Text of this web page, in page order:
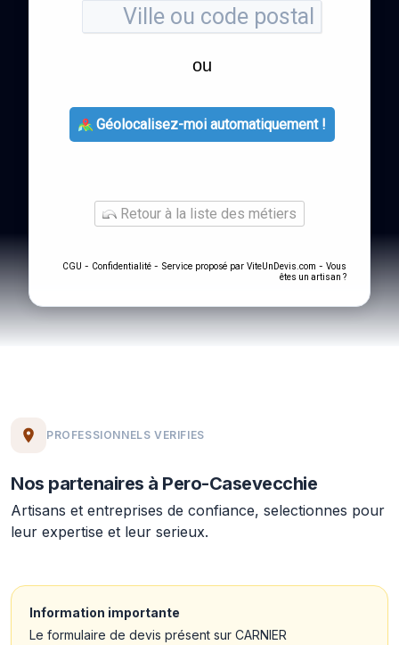
ou
Géolocalisez-moi automatiquement !
Retour à la liste des métiers
CGU - Confidentialité - Service proposé par ViteUnDevis.com - Vous
êtes un artisan ?
PROFESSIONNELS VERIFIES
Nos partenaires à Pero-Casevecchie
Artisans et entreprises de confiance, selectionnes pour
leur expertise et leur serieux.
Information importante
Le formulaire de devis présent sur CARNIER